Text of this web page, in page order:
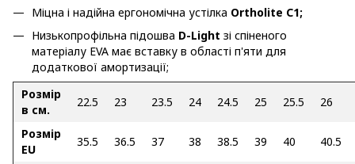
Міцна і надійна ергономічна устілка Ortholite C1;
Низькопрофільна підошва D-Light зі спіненого
матеріалу EVA має вставку в області п'яти для
додаткової амортизації;
Розмір
в см.
22.5 23 23.5 24 24.5 25 25.5 26
Розмір
EU
35.5 36.5 37 38 38.5 39 40 40.5